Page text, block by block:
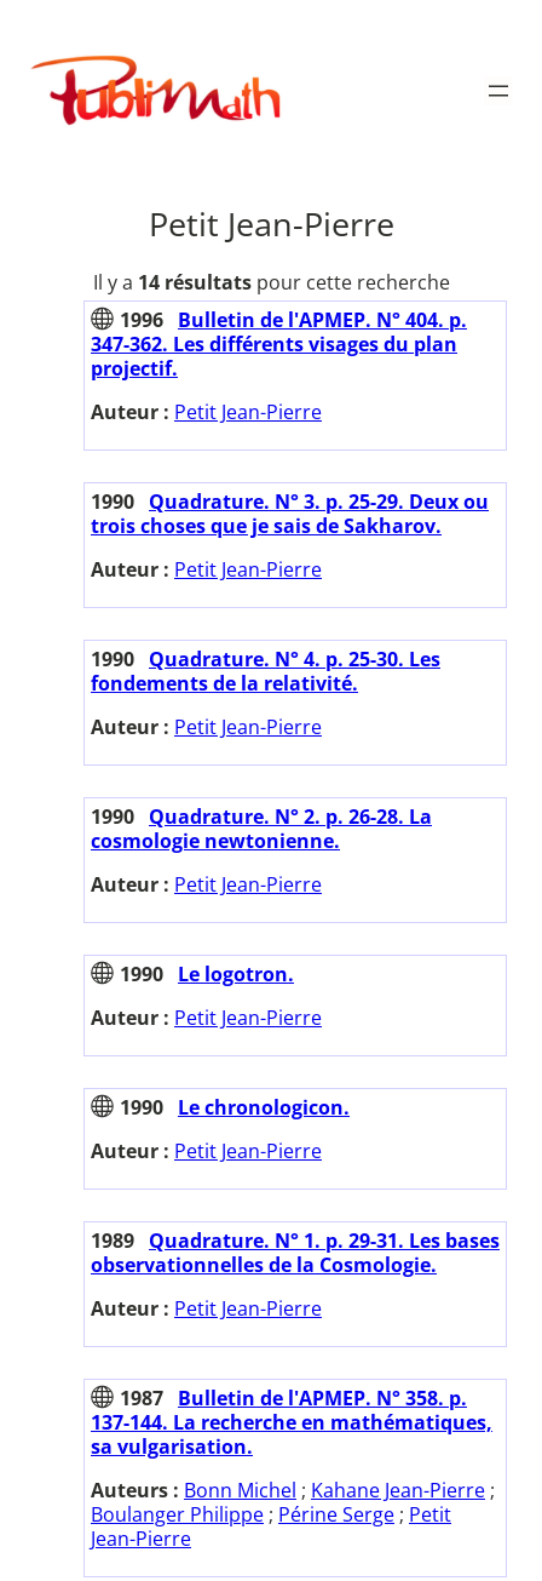
contenu
Publimath
Petit Jean-Pierre
Il y a 14 résultatspour cette recherche
1996 Bulletin de l'APMEP. N° 404. p.
347-362. Les différents visages du plan
projectif.
Auteur : Petit Jean-Pierre
1990 Quadrature. N° 3. p. 25-29. Deux ou
trois choses que je sais de Sakharov.
Auteur : Petit Jean-Pierre
1990 Quadrature. N° 4. p. 25-30. Les
fondements de la relativité.
Auteur : Petit Jean-Pierre
1990 Quadrature. N° 2. p. 26-28. La
cosmologie newtonienne.
Auteur : Petit Jean-Pierre
1990 Le logotron.
Auteur : Petit Jean-Pierre
1990 Le chronologicon.
Auteur : Petit Jean-Pierre
1989 Quadrature. N° 1. p. 29-31. Les bases
observationnelles de la Cosmologie.
Auteur : Petit Jean-Pierre
1987 Bulletin de l'APMEP. N° 358. p.
137-144. La recherche en mathématiques,
sa vulgarisation.
Auteurs : Bonn Michel ; Kahane Jean-Pierre ;
Boulanger Philippe ; Périne Serge ; Petit
Jean-Pierre